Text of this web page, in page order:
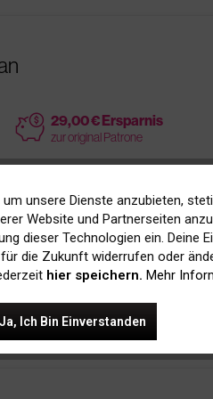
price 29,00 € Ersparnis
zur original Patrone
unsere Dienste anzubieten,
Website und Partnerseiten
dieser Technologien ein. Deine
die Zukunft widerrufen oder
hier speichern. Mehr
Ja, Ich Bin Einverstanden